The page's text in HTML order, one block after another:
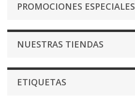
PROMOCIONES ESPECIALES
NUESTRAS TIENDAS
ETIQUETAS